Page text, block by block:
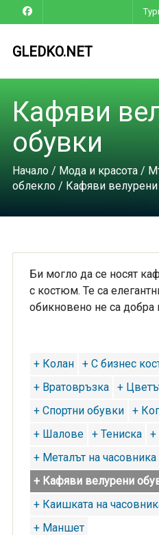
GLEDKO.NET
Кафяви
обувки
Начало/ Мода и красота/
облекло/ Кафяви велурени
Би могло да се носят
с костюм. Те са
обикновено не са добра
+ Колан + С бизнес
+ Вратовръзка
+
+ Спортни обувки
+
+ Шалове
+ Тениска
+
+ Металът на часовника
+ Кафяви велурени
+ Каишката на
+ Маншет